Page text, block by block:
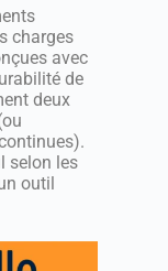
charges
avec
de
deux
selon les
outil